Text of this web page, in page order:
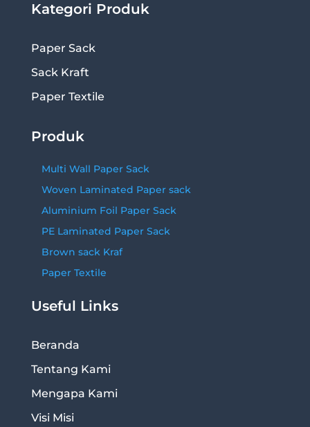
Kategori Produk
Paper Sack
Sack Kraft
Paper Textile
Produk
Multi Wall Paper Sack
Woven Laminated Paper sack
Aluminium Foil Paper Sack
PE Laminated Paper Sack
Brown sack Kraf
Paper Textile
Useful Links
Beranda
Tentang Kami
Mengapa Kami
Visi Misi